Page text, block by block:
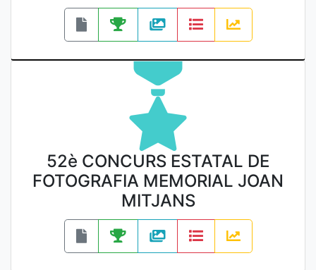
52è CONCURS ESTATAL DE
FOTOGRAFIA MEMORIAL JOAN
MITJANS